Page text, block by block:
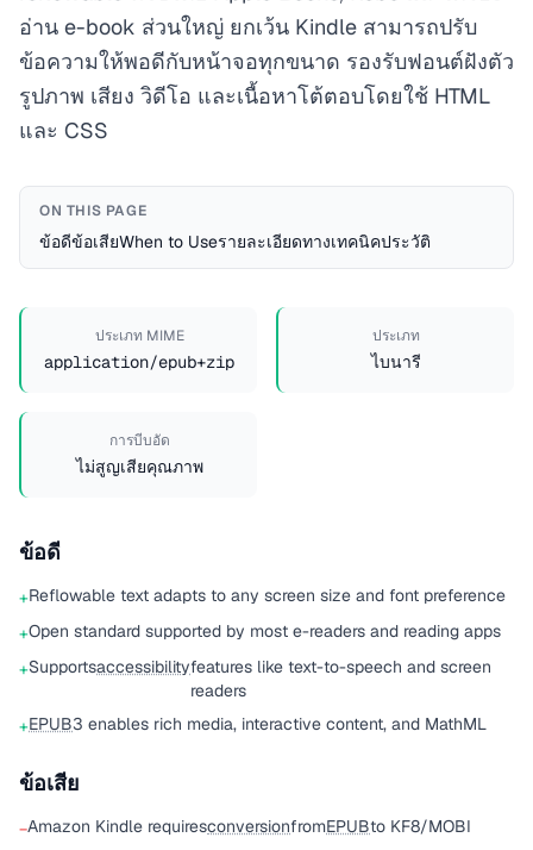
อ่าน e-book ส่วนใหญ่ ยกเว้น Kindle สามารถปรับ
ข้อความให้พอดีกับหน้าจอทุกขนาด รองรับฟอนต์ฝังตัว
รูปภาพ เสียง วิดีโอ และเนื้อหาโต้ตอบโดยใช้ HTML
และ CSS
ON THIS PAGE
ข้อดีข้อเสียWhen to Useรายละเอียดทางเทคนิคประวัติ
ประเภท MIME
application/epub+zip
ประเภท
ไบนารี
การบีบอัด
ไม่สูญเสียคุณภาพ
ข้อดี
+Reflowable text adapts to any screen size and font preference
+Open standard supported by most e-readers and reading apps
+Supportsaccessibilityfeatures like text-to-speech and screen
readers
+EPUB3 enables rich media, interactive content, and MathML
ข้อเสีย
−Amazon Kindle requiresconversionfromEPUBto KF8/MOBI